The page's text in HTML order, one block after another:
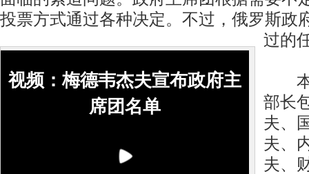
投票方式通过各种决定。不过，俄罗斯政
过的
视频：梅德韦杰夫宣布政府主
席团名单
本
部长
夫、
夫、
夫、